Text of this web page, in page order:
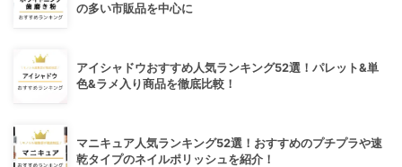
の多い市販品を中心に
アイシャドウおすすめ人気ランキング52選！パレット&単
色&ラメ入り商品を徹底比較！
マニキュア人気ランキング52選！おすすめのプチプラや速
乾タイプのネイルポリッシュを紹介！